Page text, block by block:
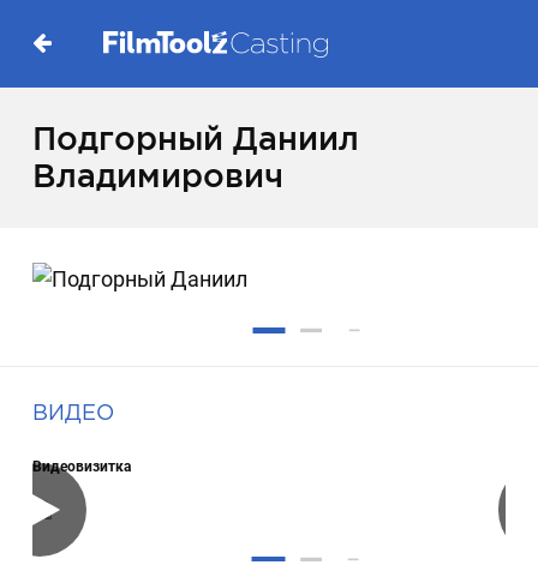
Подгорный Даниил
Владимирович
ВИДЕО
Видеовизитка